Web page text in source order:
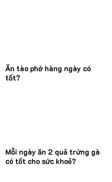
Ăn tào phớ hàng ngày có
tốt?
Mỗi ngày ăn 2 quả trứng gà
có tốt cho sức khoẻ?